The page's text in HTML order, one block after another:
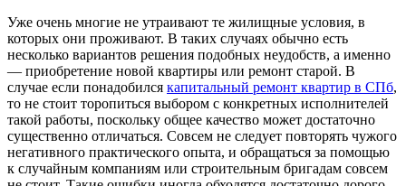
квартиру
Уже очень многие не утраивают те жилищные условия, в
которых они проживают. В таких случаях обычно есть
несколько вариантов решения подобных неудобств, а именно
— приобретение новой квартиры или ремонт старой. В
случае если понадобился капитальный ремонт квартир в СПб,
то не стоит торопиться выбором с конкретных исполнителей
такой работы, поскольку общее качество может достаточно
существенно отличаться. Совсем не следует повторять чужого
негативного практического опыта, и обращаться за помощью
к случайным компаниям или строительным бригадам совсем